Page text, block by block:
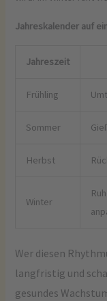
Jahreskalender auf
Jahreszeit
Frühling
Sommer
Herbst
Winter
Wer diesen
langfristig und
gesundes